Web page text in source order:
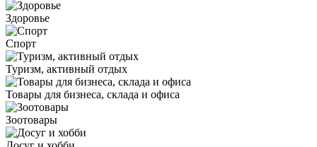
Здоровье
Спорт
Туризм, активный отдых
Товары для бизнеса, склада и офиса
Зоотовары